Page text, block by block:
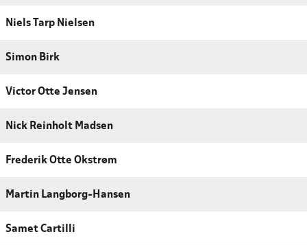
Niels Tarp Nielsen
Simon Birk
Victor Otte Jensen
Nick Reinholt Madsen
Frederik Otte Okstrøm
Martin Langborg-Hansen
Samet Cartilli